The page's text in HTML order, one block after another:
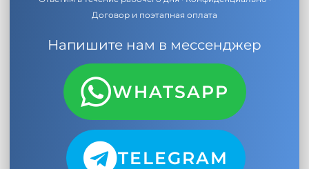
Договор и поэтапная оплата
Напишите нам в мессенджер
WHATSAPP
TELEGRAM